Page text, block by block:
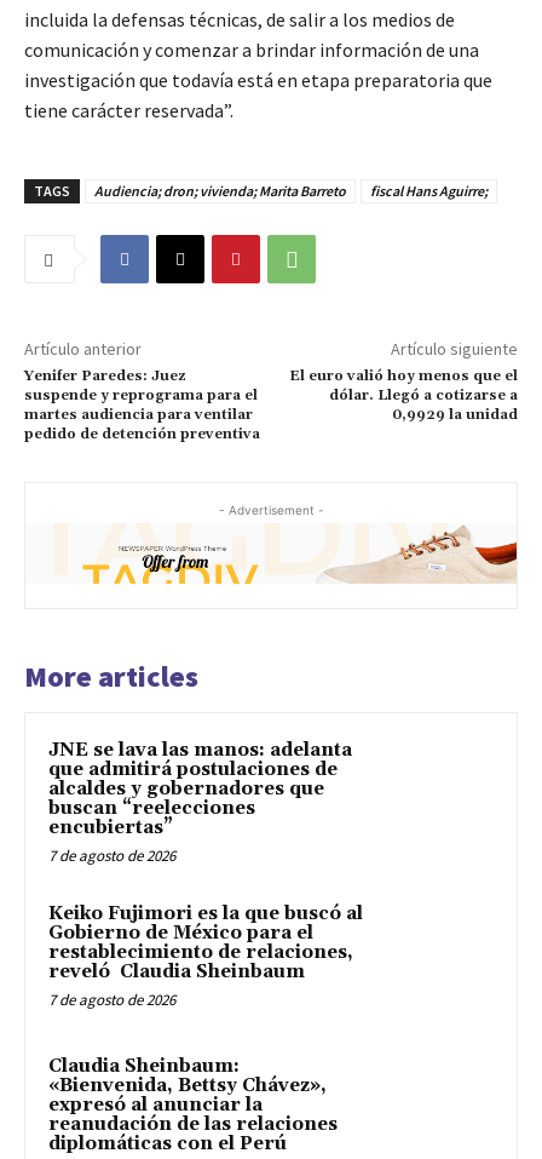
incluida la defensas técnicas, de salir a los medios de
comunicación y comenzar a brindar información de una
investigación que todavía está en etapa preparatoria que
tiene carácter reservada”.
TAGS Audiencia; dron; vivienda; Marita Barreto fiscal Hans Aguirre;
Artículo anterior
Yenifer Paredes: Juez
suspende y reprograma para el
martes audiencia para ventilar
pedido de detención preventiva
Artículo siguiente
El euro valió hoy menos que el
dólar. Llegó a cotizarse a
0,9929 la unidad
- Advertisement -
More articles
JNE se lava las manos: adelanta
que admitirá postulaciones de
alcaldes y gobernadores que
buscan “reelecciones
encubiertas”
7 de agosto de 2026
Keiko Fujimori es la que buscó al
Gobierno de México para el
restablecimiento de relaciones,
reveló Claudia Sheinbaum
7 de agosto de 2026
Claudia Sheinbaum:
«Bienvenida, Bettsy Chávez»,
expresó al anunciar la
reanudación de las relaciones
diplomáticas con el Perú